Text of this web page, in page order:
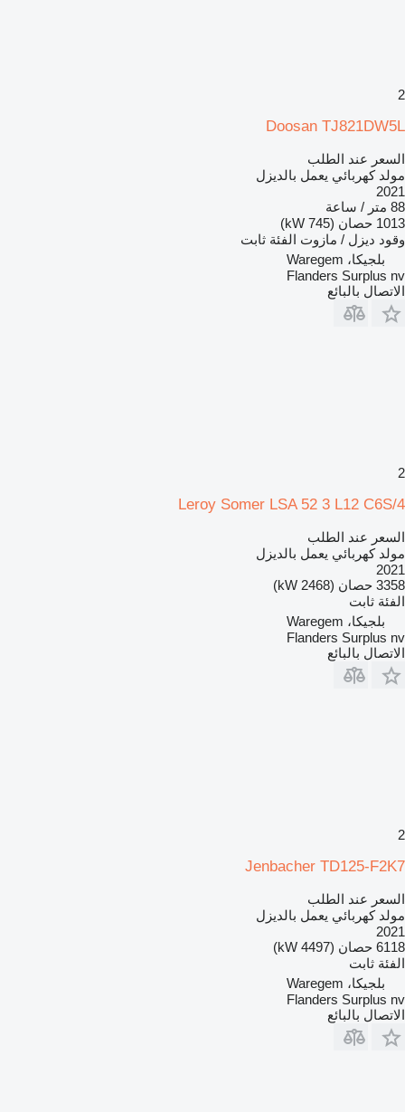
2
Doosan TJ821DW5L
السعر عند الطلب
مولد كهربائي يعمل بالديزل
2021
88 متر / ساعة
1013 حصان (745 kW)
وقود ديزل / مازوت الفئة ثابت
بلجيكا، Waregem
Flanders Surplus nv
الاتصال بالبائع
2
Leroy Somer LSA 52 3 L12 C6S/4
السعر عند الطلب
مولد كهربائي يعمل بالديزل
2021
3358 حصان (2468 kW)
الفئة ثابت
بلجيكا، Waregem
Flanders Surplus nv
الاتصال بالبائع
2
Jenbacher TD125-F2K7
السعر عند الطلب
مولد كهربائي يعمل بالديزل
2021
6118 حصان (4497 kW)
الفئة ثابت
بلجيكا، Waregem
Flanders Surplus nv
الاتصال بالبائع